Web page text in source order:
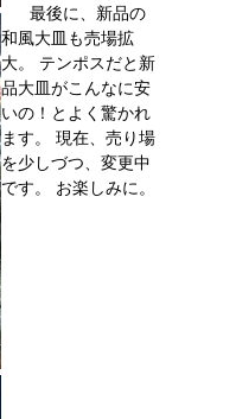
最後に、新品の
和風大皿も売場拡
大。 テンポスだと新
品大皿がこんなに安
いの！とよく驚かれ
ます。 現在、売り場
を少しづつ、変更中
です。 お楽しみに。